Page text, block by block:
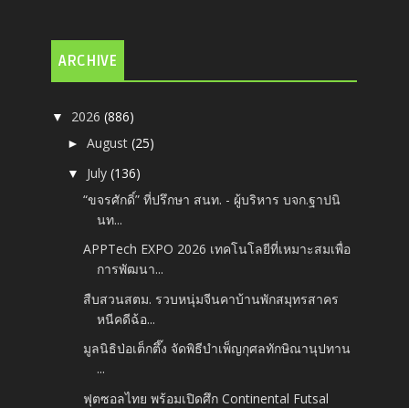
ARCHIVE
▼ 2026(886)
►August(25)
▼ July(136)
“ขจรศักดิ์” ที่ปรึกษา สนท. - ผู้บริหาร บจก.ฐาปนิ
นท...
APPTech EXPO 2026 เทคโนโลยีที่เหมาะสมเพื่อ
การพัฒนา...
สืบสวนสตม. รวบหนุ่มจีนคาบ้านพักสมุทรสาคร
หนีคดีฉ้อ...
มูลนิธิป่อเต็กตึ๊ง จัดพิธีบำเพ็ญกุศลทักษิณานุปทาน
...
ฟุตซอลไทย พร้อมเปิดศึก Continental Futsal